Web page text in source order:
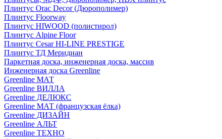
Плинтус Orac Decor (Дюрополимер)
Плинтус Floorway
Плинтус HIWOOD (полистирол)
Плинтус Alpine Floor
Плинтус Cesar HI-LINE PRESTIGE
Плинтус ТД Меридиан
Паркетная доска, инженерная доска, массив
Инженерная доска Greenline
Greenline МАТ
Greenline ВИЛЛА
Greenline ДЕЛЮКС
Greenline МАТ (французская ёлка)
Greenline ДИЗАЙН
Greenline АЛЬТ
Greenline ТЕХНО